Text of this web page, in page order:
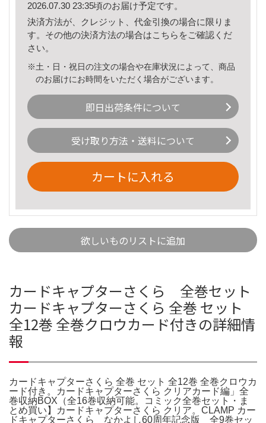
2026.07.30 23:35頃のお届け予定です。
決済方法が、クレジット、代金引換の場合に限りま
す。その他の決済方法の場合はこちら をご確認くだ
さい。
※土・日・祝日の注文の場合や在庫状況によって、商品
のお届けにお時間をいただく場合がございます。
即日出荷条件について
受け取り方法・送料について
カートに入れる
欲しいものリストに追加
カードキャプターさくら 全巻セット
カードキャプターさくら 全巻 セット
全12巻 全巻クロウカード付きの詳細情
報
カードキャプターさくら 全巻 セット 全12巻 全巻クロウカ
ード付き。カードキャプターさくら クリアカード編」全
巻収納BOX（全16巻収納可能。コミック全巻セット・ま
とめ買い】カードキャプターさくら クリア。CLAMP カー
ドキャプターさくら なかよし60周年記念版 全9巻セッ